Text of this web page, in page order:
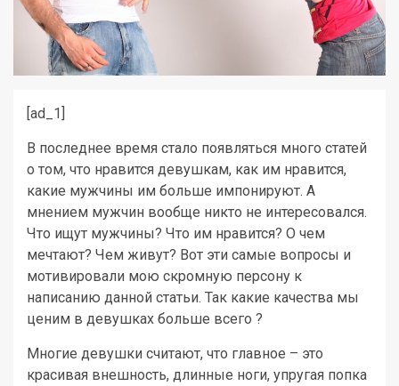
[ad_1]
В последнее время стало появляться много статей
о том, что нравится девушкам, как им нравится,
какие мужчины им больше импонируют. А
мнением мужчин вообще никто не интересовался.
Что ищут мужчины? Что им нравится? О чем
мечтают? Чем живут? Вот эти самые вопросы и
мотивировали мою скромную персону к
написанию данной статьи. Так какие качества мы
ценим в девушках больше всего ?
Многие девушки считают, что главное – это
красивая внешность, длинные ноги, упругая попка